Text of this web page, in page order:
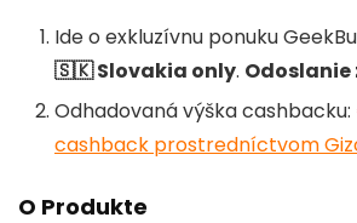
Ide o exkluzívnu ponuku
🇸🇰 Slovakia only. Odoslanie
Odhadovaná výška cashbacku:
cashback prostredníctvom
O Produkte